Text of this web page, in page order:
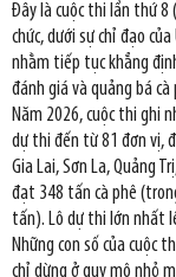
Đây là cuộc thi lần thứ 8
chức, dưới sự chỉ đạo
nhằm tiếp tục khẳng
đánh giá và quảng bá cà
Năm 2026, cuộc thi ghi
dự thi đến từ 81 đơn vị,
Gia Lai, Sơn La, Quảng
đạt 348 tấn cà phê
tấn). Lô dự thi lớn nhất
Những con số của cuộc
chỉ dừng ở quy mô nhỏ